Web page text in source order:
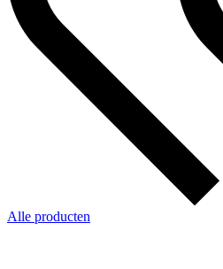
Alle producten